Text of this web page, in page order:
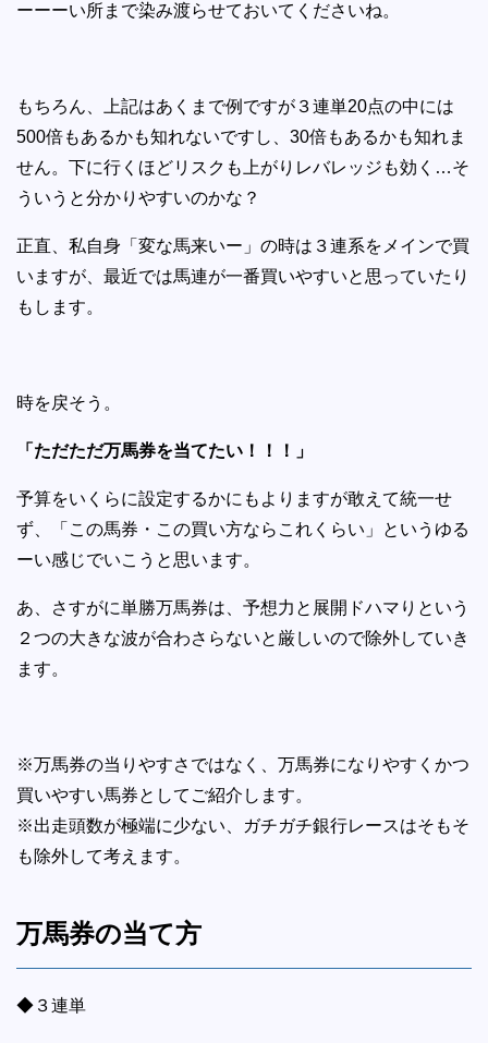
ーーーい所まで染み渡らせておいてくださいね。
もちろん、上記はあくまで例ですが３連単20点の中には
500倍もあるかも知れないですし、30倍もあるかも知れま
せん。下に行くほどリスクも上がりレバレッジも効く…そ
ういうと分かりやすいのかな？
正直、私自身「変な馬来いー」の時は３連系をメインで買
いますが、最近では馬連が一番買いやすいと思っていたり
もします。
時を戻そう。
「ただただ万馬券を当てたい！！！」
予算をいくらに設定するかにもよりますが敢えて統一せ
ず、「この馬券・この買い方ならこれくらい」というゆる
ーい感じでいこうと思います。
あ、さすがに単勝万馬券は、予想力と展開ドハマりという
２つの大きな波が合わさらないと厳しいので除外していき
ます。
※万馬券の当りやすさではなく、万馬券になりやすくかつ
買いやすい馬券としてご紹介します。
※出走頭数が極端に少ない、ガチガチ銀行レースはそもそ
も除外して考えます。
万馬券の当て方
◆３連単